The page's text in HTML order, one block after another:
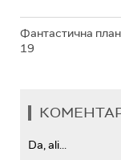
Фантастична
19
Da, ali...